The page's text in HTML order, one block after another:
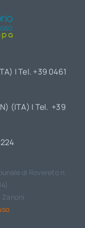
| Tel. +39 0461
(ITA) | Tel. +39
di Rovereto n.